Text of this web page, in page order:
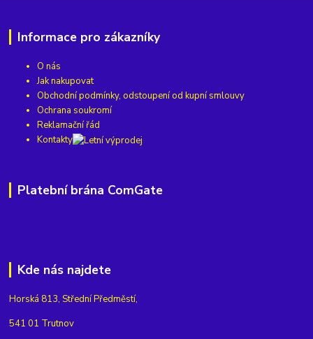
Informace pro zákazníky
O nás
Jak nakupovat
Obchodní podmínky, odstoupení od kupní smlouvy
Ochrana soukromí
Reklamační řád
Kontakty
Platební brána ComGate
Kde nás najdete
Horská 813, Střední Předměstí,
541 01 Trutnov